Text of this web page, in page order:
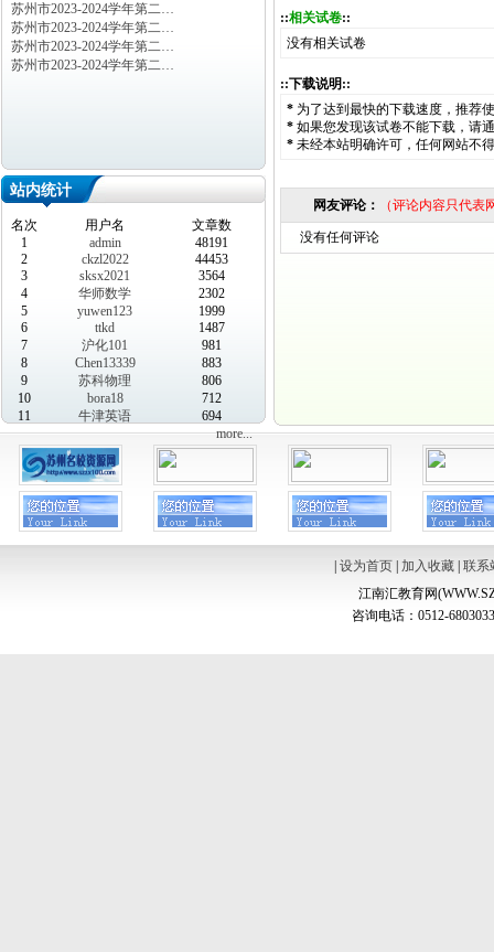
苏州市2023-2024学年第二…
苏州市2023-2024学年第二…
苏州市2023-2024学年第二…
苏州市2023-2024学年第二…
站内统计
名次 用户名
文章数
1
admin
48191
2
ckzl2022
44453
3
sksx2021
3564
4
华师数学
2302
5
yuwen123
1999
6
ttkd
1487
7
沪化101
981
8
Chen13339
883
9
苏科物理
806
10
bora18
712
11
牛津英语
694
more...
::相关试卷::
没有相关试卷
::下载说明::
* 为了达到最快的下载速度，推荐
* 如果您发现该试卷不能下载，请
* 未经本站明确许可，任何网站不
网友评论： （评论内容只代
没有任何评论
设为首页| 加入收藏| 联系
江南汇教育网
咨询电话：0512-